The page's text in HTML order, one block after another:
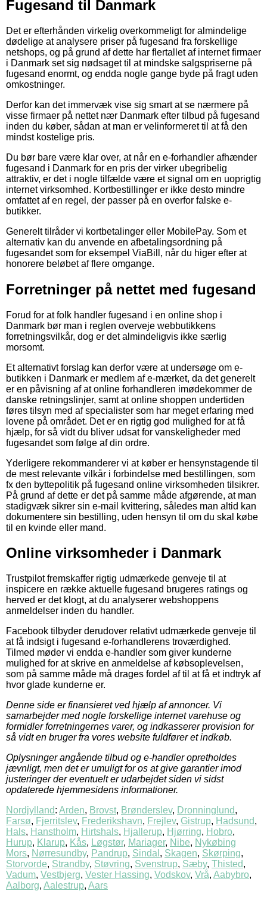
Fugesand til Danmark
Det er efterhånden virkelig overkommeligt for almindelige
dødelige at analysere priser på fugesand fra forskellige
netshops, og på grund af dette har flertallet af internet firmaer
i Danmark set sig nødsaget til at mindske salgspriserne på
fugesand enormt, og endda nogle gange byde på fragt uden
omkostninger.
Derfor kan det immervæk vise sig smart at se nærmere på
visse firmaer på nettet nær Danmark efter tilbud på fugesand
inden du køber, sådan at man er velinformeret til at få den
mindst kostelige pris.
Du bør bare være klar over, at når en e-forhandler afhænder
fugesand i Danmark for en pris der virker ubegribelig
attraktiv, er det i nogle tilfælde være et signal om en uoprigtig
internet virksomhed. Kortbestillinger er ikke desto mindre
omfattet af en regel, der passer på en overfor falske e-
butikker.
Generelt tilråder vi kortbetalinger eller MobilePay. Som et
alternativ kan du anvende en afbetalingsordning på
fugesandet som for eksempel ViaBill, når du higer efter at
honorere beløbet af flere omgange.
Forretninger på nettet med fugesand
Forud for at folk handler fugesand i en online shop i
Danmark bør man i reglen overveje webbutikkens
forretningsvilkår, dog er det almindeligvis ikke særlig
morsomt.
Et alternativt forslag kan derfor være at undersøge om e-
butikken i Danmark er medlem af e-mærket, da det generelt
er en påvisning af at online forhandleren imødekommer de
danske retningslinjer, samt at online shoppen undertiden
føres tilsyn med af specialister som har meget erfaring med
lovene på området. Det er en rigtig god mulighed for at få
hjælp, for så vidt du bliver udsat for vanskeligheder med
fugesandet som følge af din ordre.
Yderligere rekommanderer vi at køber er hensynstagende til
de mest relevante vilkår i forbindelse med bestillingen, som
fx den byttepolitik på fugesand online virksomheden tilsikrer.
På grund af dette er det på samme måde afgørende, at man
stadigvæk sikrer sin e-mail kvittering, således man altid kan
dokumentere sin bestilling, uden hensyn til om du skal købe
til en kvinde eller mand.
Online virksomheder i Danmark
Trustpilot fremskaffer rigtig udmærkede genveje til at
inspicere en række aktuelle fugesand brugeres ratings og
herved er det klogt, at du analyserer webshoppens
anmeldelser inden du handler.
Facebook tilbyder derudover relativt udmærkede genveje til
at få indsigt i fugesand e-forhandlerens troværdighed.
Tilmed møder vi endda e-handler som giver kunderne
mulighed for at skrive en anmeldelse af købsoplevelsen,
som på samme måde må drages fordel af til at få et indtryk af
hvor glade kunderne er.
Denne side er finansieret ved hjælp af annoncer. Vi
samarbejder med nogle forskellige internet varehuse og
formidler forretningernes varer, og indkasserer provision for
så vidt en bruger fra vores website fuldfører et indkøb.
Oplysninger angående tilbud og e-handler opretholdes
jævnligt, men det er umuligt for os at give garantier imod
justeringer der eventuelt er udarbejdet siden vi sidst
opdaterede hjemmesidens informationer.
Nordjylland: Arden, Brovst, Brønderslev, Dronninglund,
Farsø, Fjerritslev, Frederikshavn, Frejlev, Gistrup, Hadsund,
Hals, Hanstholm, Hirtshals, Hjallerup, Hjørring, Hobro,
Hurup, Klarup, Kås, Løgstør, Mariager, Nibe, Nykøbing
Mors, Nørresundby, Pandrup, Sindal , Skagen, Skørping,
Storvorde, Strandby, Støvring, Svenstrup, Sæby, Thisted,
Vadum, Vestbjerg, Vester Hassing, Vodskov, Vrå, Aabybro,
Aalborg, Aalestrup, Aars